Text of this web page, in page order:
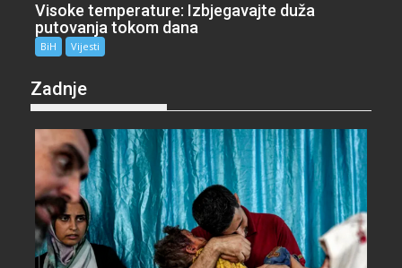
Visoke temperature: Izbjegavajte duža
putovanja tokom dana
BiH Vijesti
Zadnje